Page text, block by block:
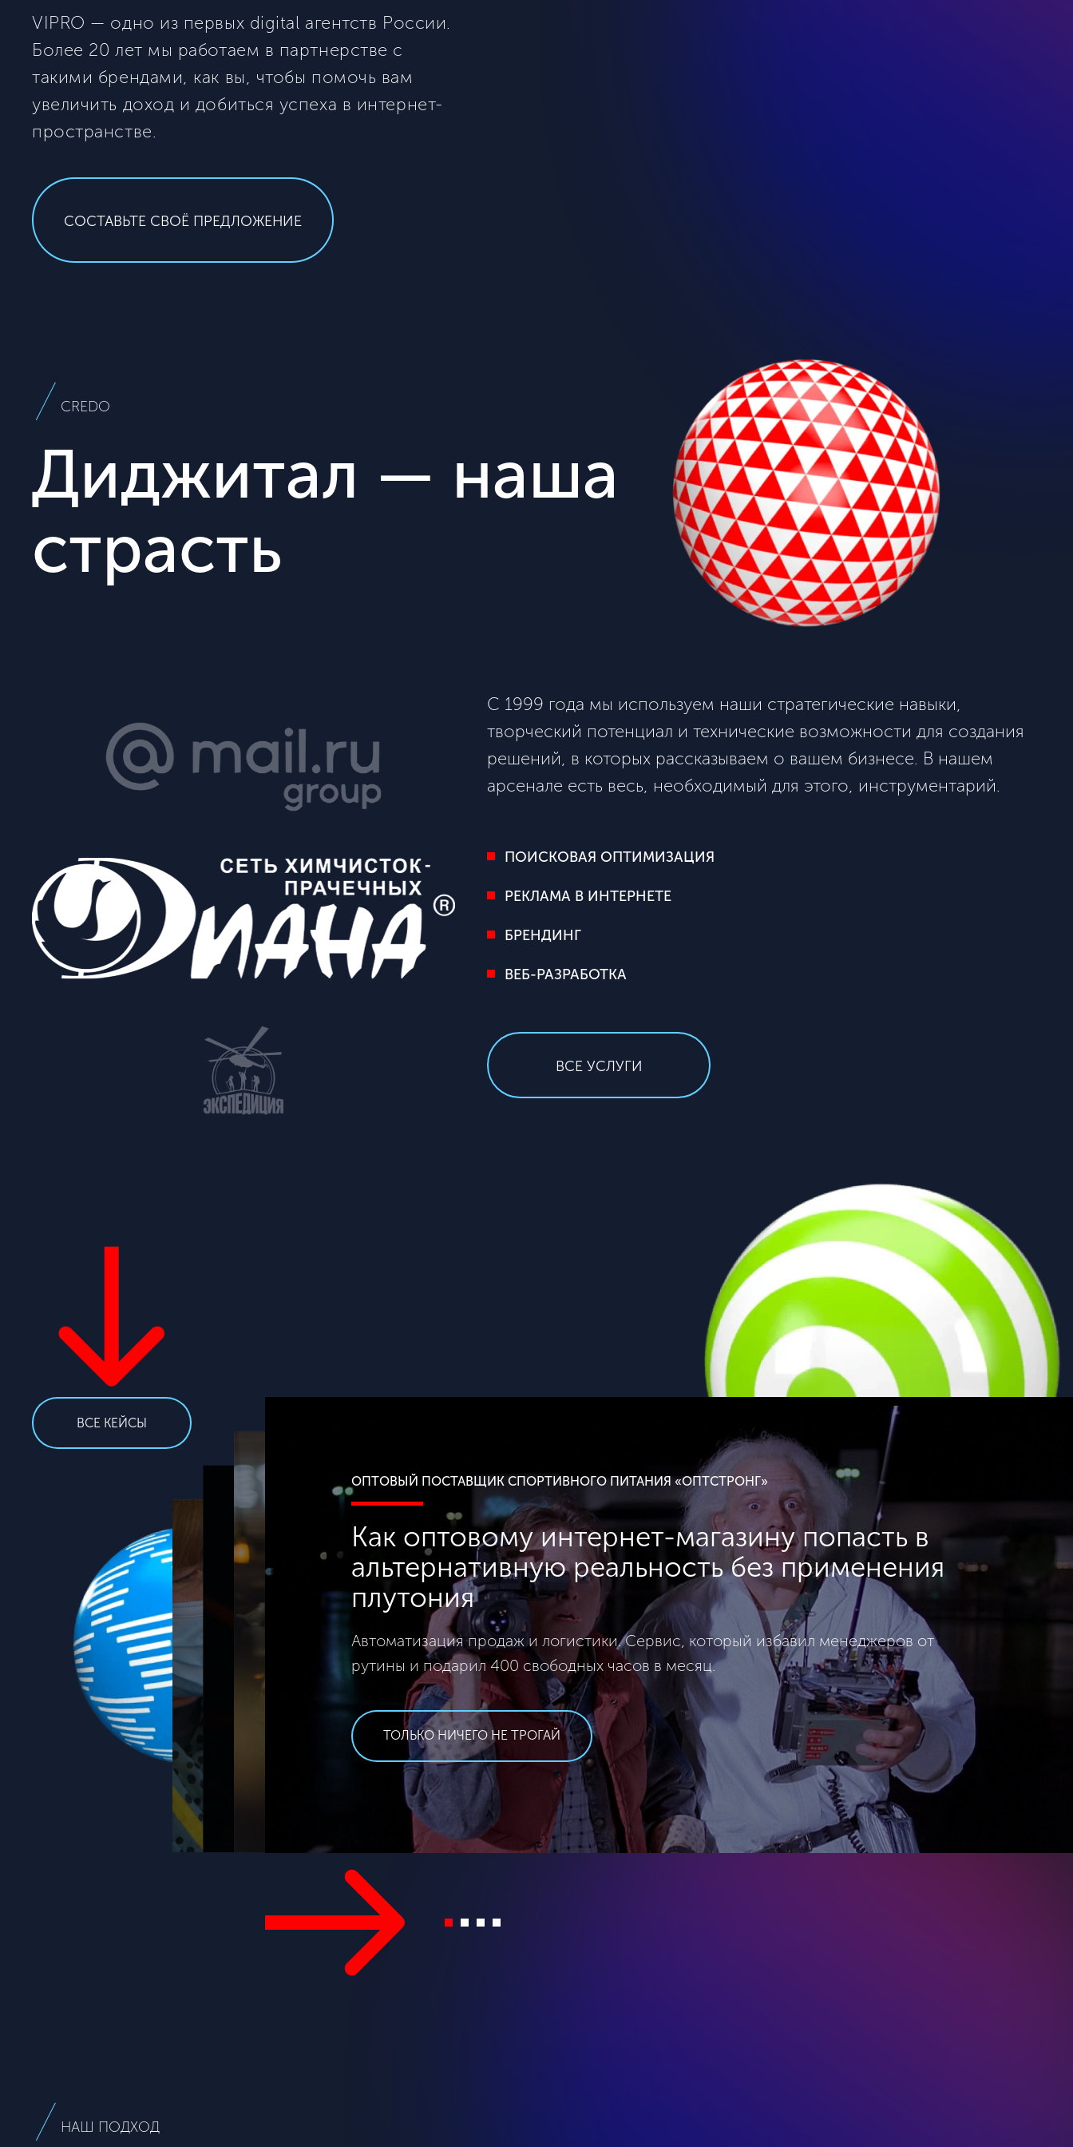
VIPRO — одно из первых digital агентств России.
Более 20 лет мы работаем в партнерстве с
такими брендами, как вы, чтобы помочь вам
увеличить доход и добиться успеха в интернет-
пространстве.
СОСТАВЬТЕ СВОЁ ПРЕДЛОЖЕНИЕ
CREDO
Диджитал — наша
страсть
С 1999 года мы используем наши стратегические навыки,
творческий потенциал и технические возможности для создания
решений, в которых рассказываем о вашем бизнесе. В нашем
арсенале есть весь, необходимый для этого, инструментарий.
ПОИСКОВАЯ ОПТИМИЗАЦИЯ
РЕКЛАМА В ИНТЕРНЕТЕ
БРЕНДИНГ
ВЕБ-РАЗРАБОТКА
ВСЕ УСЛУГИ
ВСЕ КЕЙСЫ
ОПТОВЫЙ ПОСТАВЩИК СПОРТИВНОГО ПИТАНИЯ «ОПТСТРОНГ»
Как оптовому интернет-магазину попасть в
альтернативную реальность без применения
плутония
Автоматизация продаж и логистики. Сервис, который избавил менеджеров от
рутины и подарил 400 свободных часов в месяц.
ТОЛЬКО НИЧЕГО НЕ ТРОГАЙ
НАШ ПОДХОД